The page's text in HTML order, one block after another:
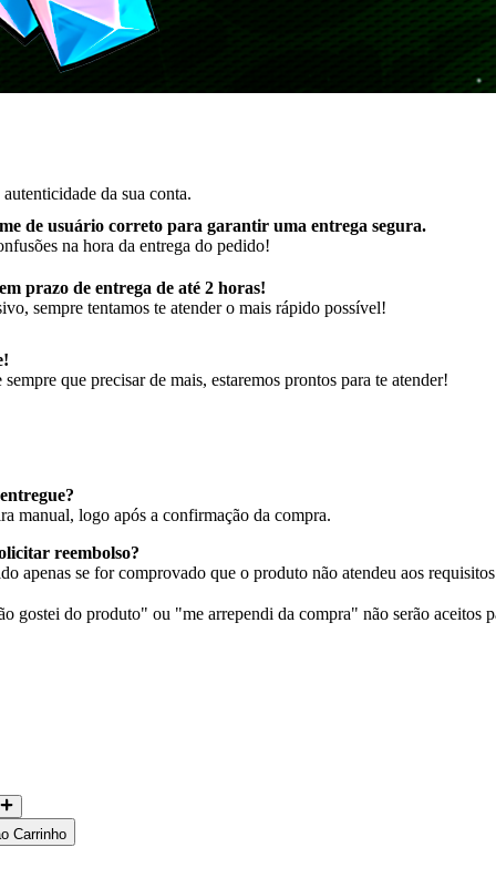
da sua conta.
de usuário correto para garantir uma entrega segura.
na hora da entrega do pedido!
prazo de entrega de até 2 horas!
sempre tentamos te atender o mais rápido possível!
que precisar de mais, estaremos prontos para te atender!
manual, logo após a confirmação da compra.
reembolso?
apenas se for comprovado que o produto não atendeu aos
gostei do produto" ou "me arrependi da compra" não serão aceitos
Carrinho